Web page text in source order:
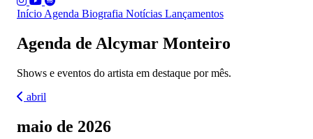
Início Agenda Biografia Notícias Lançamentos
Agenda de Alcymar Monteiro
Shows e eventos do artista em destaque por mês.
abril
maio de 2026